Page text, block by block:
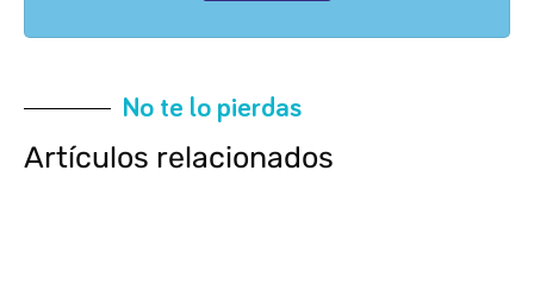
No te lo pierdas
Artículos relacionados